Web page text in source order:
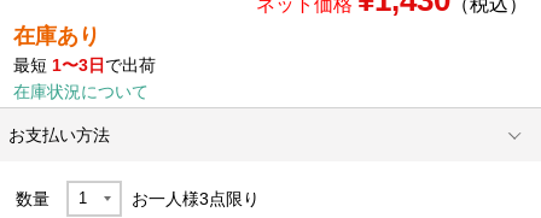
在庫あり
最短 1〜3日 で出荷
在庫状況について
お支払い方法
数量 お一人様3点限り